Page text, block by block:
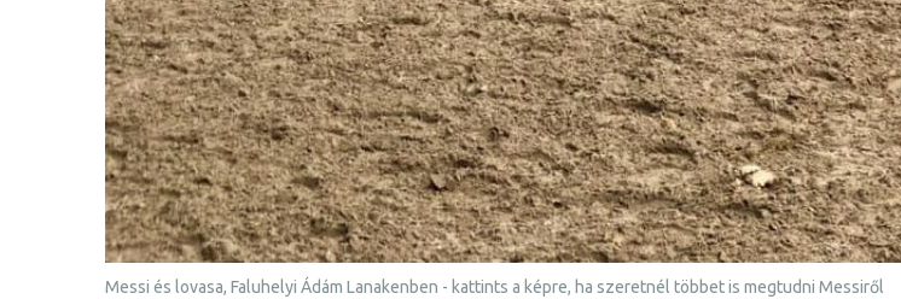
Messi és lovasa, Faluhelyi Ádám Lanakenben - kattints a képre, ha szeretnél többet is megtudni Messiről